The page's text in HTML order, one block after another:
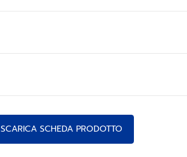
SCARICA SCHEDA PRODOTTO